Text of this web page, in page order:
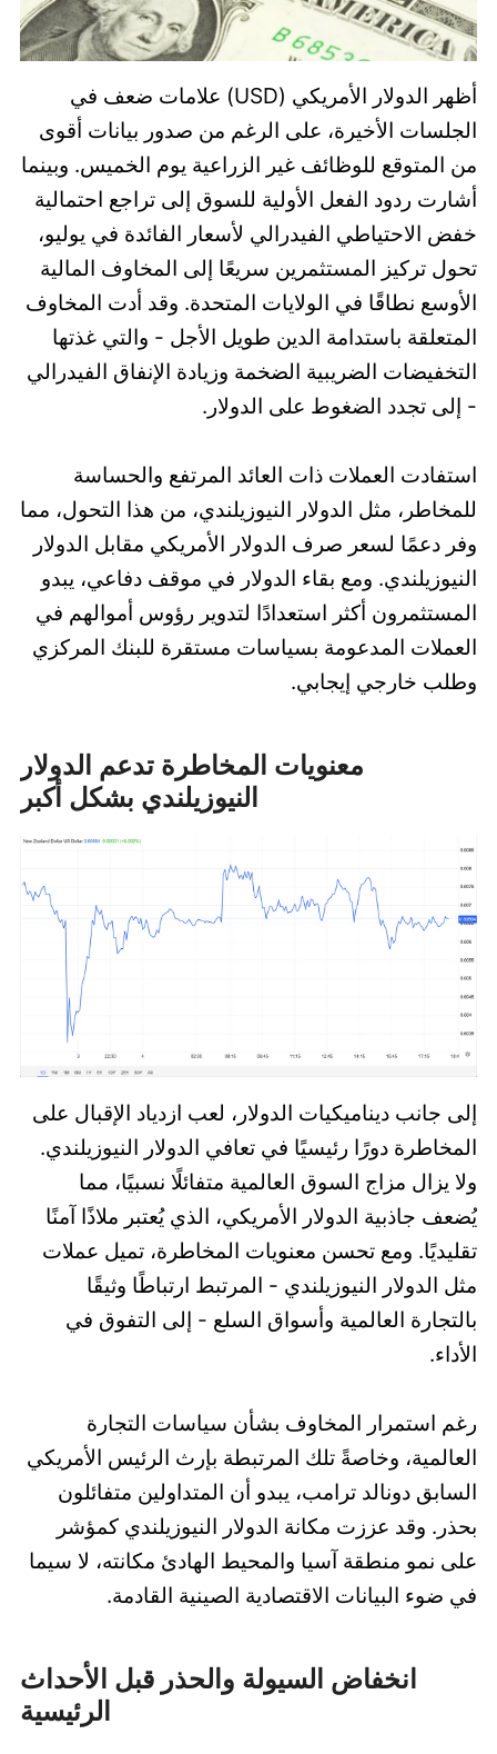
أظهر الدولار الأمريكي (USD) علامات ضعف في
الجلسات الأخيرة، على الرغم من صدور بيانات أقوى
من المتوقع للوظائف غير الزراعية يوم الخميس. وبينما
أشارت ردود الفعل الأولية للسوق إلى تراجع احتمالية
خفض الاحتياطي الفيدرالي لأسعار الفائدة في يوليو،
تحول تركيز المستثمرين سريعًا إلى المخاوف المالية
الأوسع نطاقًا في الولايات المتحدة. وقد أدت المخاوف
المتعلقة باستدامة الدين طويل الأجل - والتي غذتها
التخفيضات الضريبية الضخمة وزيادة الإنفاق الفيدرالي
- إلى تجدد الضغوط على الدولار.
استفادت العملات ذات العائد المرتفع والحساسة
للمخاطر، مثل الدولار النيوزيلندي، من هذا التحول، مما
وفر دعمًا لسعر صرف الدولار الأمريكي مقابل الدولار
النيوزيلندي. ومع بقاء الدولار في موقف دفاعي، يبدو
المستثمرون أكثر استعدادًا لتدوير رؤوس أموالهم في
العملات المدعومة بسياسات مستقرة للبنك المركزي
وطلب خارجي إيجابي.
معنويات المخاطرة تدعم الدولار
النيوزيلندي بشكل أكبر
إلى جانب ديناميكيات الدولار، لعب ازدياد الإقبال على
المخاطرة دورًا رئيسيًا في تعافي الدولار النيوزيلندي.
ولا يزال مزاج السوق العالمية متفائلًا نسبيًا، مما
يُضعف جاذبية الدولار الأمريكي، الذي يُعتبر ملاذًا آمنًا
تقليديًا. ومع تحسن معنويات المخاطرة، تميل عملات
مثل الدولار النيوزيلندي - المرتبط ارتباطًا وثيقًا
بالتجارة العالمية وأسواق السلع - إلى التفوق في
الأداء.
رغم استمرار المخاوف بشأن سياسات التجارة
العالمية، وخاصةً تلك المرتبطة بإرث الرئيس الأمريكي
السابق دونالد ترامب، يبدو أن المتداولين متفائلون
بحذر. وقد عززت مكانة الدولار النيوزيلندي كمؤشر
على نمو منطقة آسيا والمحيط الهادئ مكانته، لا سيما
في ضوء البيانات الاقتصادية الصينية القادمة.
انخفاض السيولة والحذر قبل الأحداث
الرئيسية